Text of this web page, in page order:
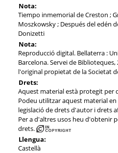
Nota:
Tiempo inmemorial de Creston ;
Moszkowsky ; Después del edén
Donizetti
Nota:
Reproducció digital. Bellaterra :
Barcelona. Servei de
l'original propietat de la Societat
Drets:
Aquest material està protegit per
Podeu utilitzar aquest material
legislació de drets d'autor i drets
Per a d'altres usos heu d'obtenir
drets.
Llengua:
Castellà